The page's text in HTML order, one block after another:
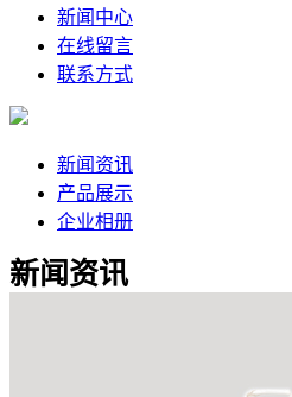
新闻中心
在线留言
联系方式
新闻资讯
产品展示
企业相册
新闻资讯